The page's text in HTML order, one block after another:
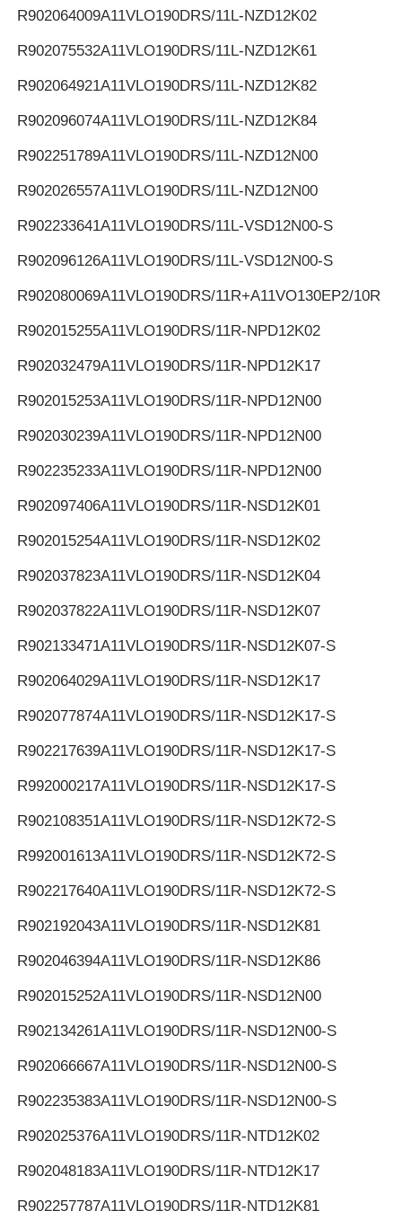
R902064009A11VLO190DRS/11L-NZD12K02
R902075532A11VLO190DRS/11L-NZD12K61
R902064921A11VLO190DRS/11L-NZD12K82
R902096074A11VLO190DRS/11L-NZD12K84
R902251789A11VLO190DRS/11L-NZD12N00
R902026557A11VLO190DRS/11L-NZD12N00
R902233641A11VLO190DRS/11L-VSD12N00-S
R902096126A11VLO190DRS/11L-VSD12N00-S
R902080069A11VLO190DRS/11R+A11VO130EP2/10R
R902015255A11VLO190DRS/11R-NPD12K02
R902032479A11VLO190DRS/11R-NPD12K17
R902015253A11VLO190DRS/11R-NPD12N00
R902030239A11VLO190DRS/11R-NPD12N00
R902235233A11VLO190DRS/11R-NPD12N00
R902097406A11VLO190DRS/11R-NSD12K01
R902015254A11VLO190DRS/11R-NSD12K02
R902037823A11VLO190DRS/11R-NSD12K04
R902037822A11VLO190DRS/11R-NSD12K07
R902133471A11VLO190DRS/11R-NSD12K07-S
R902064029A11VLO190DRS/11R-NSD12K17
R902077874A11VLO190DRS/11R-NSD12K17-S
R902217639A11VLO190DRS/11R-NSD12K17-S
R992000217A11VLO190DRS/11R-NSD12K17-S
R902108351A11VLO190DRS/11R-NSD12K72-S
R992001613A11VLO190DRS/11R-NSD12K72-S
R902217640A11VLO190DRS/11R-NSD12K72-S
R902192043A11VLO190DRS/11R-NSD12K81
R902046394A11VLO190DRS/11R-NSD12K86
R902015252A11VLO190DRS/11R-NSD12N00
R902134261A11VLO190DRS/11R-NSD12N00-S
R902066667A11VLO190DRS/11R-NSD12N00-S
R902235383A11VLO190DRS/11R-NSD12N00-S
R902025376A11VLO190DRS/11R-NTD12K02
R902048183A11VLO190DRS/11R-NTD12K17
R902257787A11VLO190DRS/11R-NTD12K81